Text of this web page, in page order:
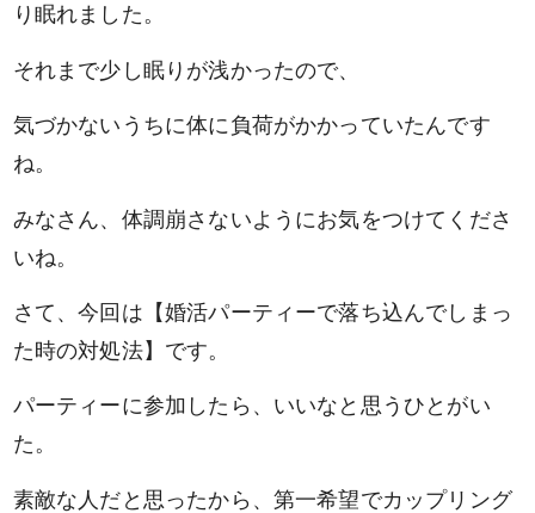
り眠れました。
それまで少し眠りが浅かったので、
気づかないうちに体に負荷がかかっていたんです
ね。
みなさん、体調崩さないようにお気をつけてくださ
いね。
さて、今回は【婚活パーティーで落ち込んでしまっ
た時の対処法】です。
パーティーに参加したら、いいなと思うひとがい
た。
素敵な人だと思ったから、第一希望でカップリング